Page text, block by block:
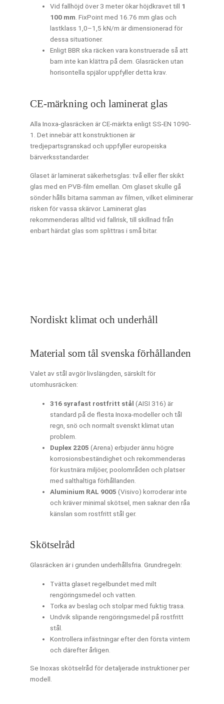
Vid fallhöjd över 3 meter ökar höjdkravet till 1
100 mm . FixPoint med 16.76 mm glas och
lastklass 1,0–1,5 kN/m är dimensionerad för
dessa situationer.
Enligt BBR ska räcken vara konstruerade så att
barn inte kan klättra på dem. Glasräcken utan
horisontella spjälor uppfyller detta krav.
CE-märkning och laminerat glas
Alla Inoxa-glasräcken är CE-märkta enligt SS-EN 1090-
1. Det innebär att konstruktionen är
tredjepartsgranskad och uppfyller europeiska
bärverksstandarder.
Glaset är laminerat säkerhetsglas: två eller fler skikt
glas med en PVB-film emellan. Om glaset skulle gå
sönder hålls bitarna samman av filmen, vilket eliminerar
risken för vassa skärvor. Laminerat glas
rekommenderas alltid vid fallrisk, till skillnad från
enbart härdat glas som splittras i små bitar.
Nordiskt klimat och underhåll
Material som tål svenska förhållanden
Valet av stål avgör livslängden, särskilt för
utomhusräcken:
316 syrafast rostfritt stål (AISI 316) är
standard på de flesta Inoxa-modeller och tål
regn, snö och normalt svenskt klimat utan
problem.
Duplex 2205 (Arena) erbjuder ännu högre
korrosionsbeständighet och rekommenderas
för kustnära miljöer, poolområden och platser
med salthaltiga förhållanden.
Aluminium RAL 9005 (Visivo) korroderar inte
och kräver minimal skötsel, men saknar den råa
känslan som rostfritt stål ger.
Skötselråd
Glasräcken är i grunden underhållsfria. Grundregeln:
Tvätta glaset regelbundet med milt
rengöringsmedel och vatten.
Torka av beslag och stolpar med fuktig trasa.
Undvik slipande rengöringsmedel på rostfritt
stål.
Kontrollera infästningar efter den första vintern
och därefter årligen.
Se Inoxas skötselråd för detaljerade instruktioner per
modell.